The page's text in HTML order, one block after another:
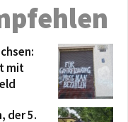
mit
der 5.